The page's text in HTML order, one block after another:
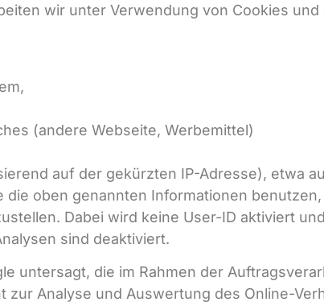
wir unter Verwendung von Cookies
(andere Webseite, Werbemittel)
auf der gekürzten IP-Adresse), etwa
die oben genannten Informationen
Dabei wird keine User-ID aktiviert
sind deaktiviert.
untersagt, die im Rahmen der
zur Analyse und Auswertung des Online-